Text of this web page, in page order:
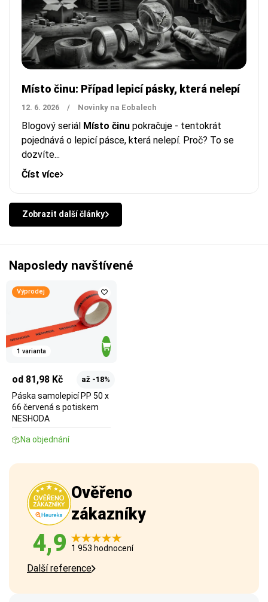
Místo činu: Případ lepicí pásky, která nelepí
12. 6. 2026 / Novinky na Eobalech
Blogový seriál Místo činu pokračuje - tentokrát
pojednává o lepicí pásce, která nelepí. Proč? To se
dozvíte...
Číst více
Zobrazit další články
Naposledy navštívené
Výprodej
1 varianta
od 81,98 Kč až -18%
Páska samolepicí PP 50 x
66 červená s potiskem
NESHODA
Na objednání
Ověřeno
zákazníky
4,9 1 953 hodnocení
Další reference